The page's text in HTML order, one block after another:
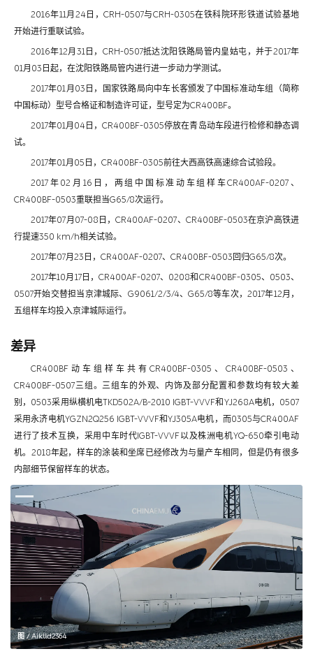
2016年11月24日，CRH-0507与CRH-0305在铁科院环形铁道试验基地
开始进行重联试验。
2016年12月31日，CRH-0507抵达沈阳铁路局管内皇姑屯，并于2017年
01月03日起，在沈阳铁路局管内进行进一步动力学测试。
2017年01月03日，国家铁路局向中车长客颁发了中国标准动车组（简称
中国标动）型号合格证和制造许可证，型号定为CR400BF。
2017年01月04日，CR400BF-0305停放在青岛动车段进行检修和静态调
试。
2017年01月05日，CR400BF-0305前往大西高铁高速综合试验段。
2017年02月16日，两组中国标准动车组样车CR400AF-0207、
CR400BF-0503重联担当G65/8次运行。
2017年07月07-08日，CR400AF-0207、CR400BF-0503在京沪高铁进
行提速350 km/h相关试验。
2017年07月23日，CR400AF-0207、CR400BF-0503回归G65/8次。
2017年10月17日，CR400AF-0207、0208和CR400BF-0305、0503、
0507开始交替担当京津城际、G9061/2/3/4、G65/8等车次，2017年12月，
五组样车均投入京津城际运行。
差异
CR400BF动车组样车共有CR400BF-0305、CR400BF-0503、
CR400BF-0507三组。三组车的外观、内饰及部分配置和参数均有较大差
别，0503采用纵横机电TKD502A/B-2010 IGBT-VVVF和YJ268A电机，0507
采用永济电机YGZN2Q256 IGBT-VVVF和YJ305A电机，而0305与CR400AF
进行了技术互换，采用中车时代IGBT-VVVF以及株洲电机YQ-650牵引电动
机。2018年起，样车的涂装和坐席已经修改为与量产车相同，但是仍有很多
内部细节保留样车的状态。
图 / Aiklld2364